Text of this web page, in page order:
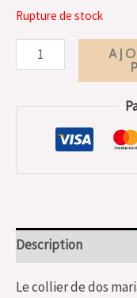
Rupture de stock
Description
Le collier de dos